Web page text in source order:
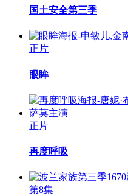
国土安全第三季
正片
眼眸
正片
再度呼吸
第8集